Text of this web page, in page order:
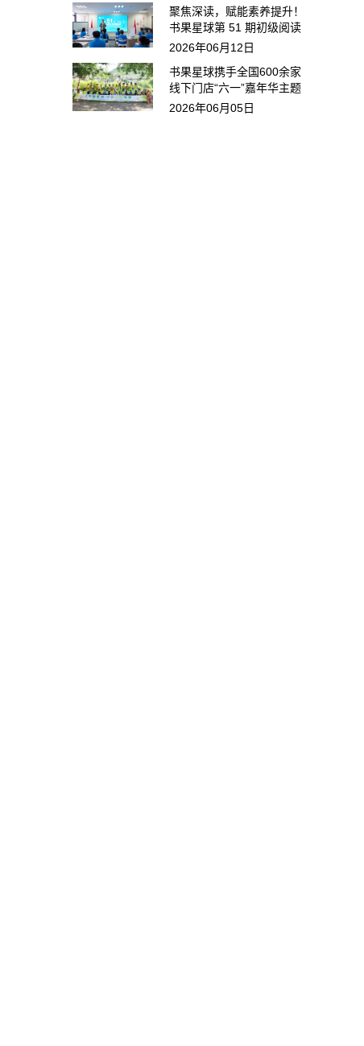
聚焦深读，赋能素养提升！
书果星球第 51 期初级阅读
指导师培训圆满落幕
2026年06月12日
书果星球携手全国600余家
线下门店“六一”嘉年华主题
活动火热席卷全国！
2026年06月05日